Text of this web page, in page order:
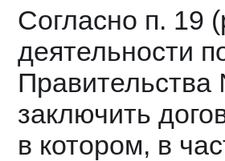
Согласно п. 19
деятельности
заключить
в котором, в